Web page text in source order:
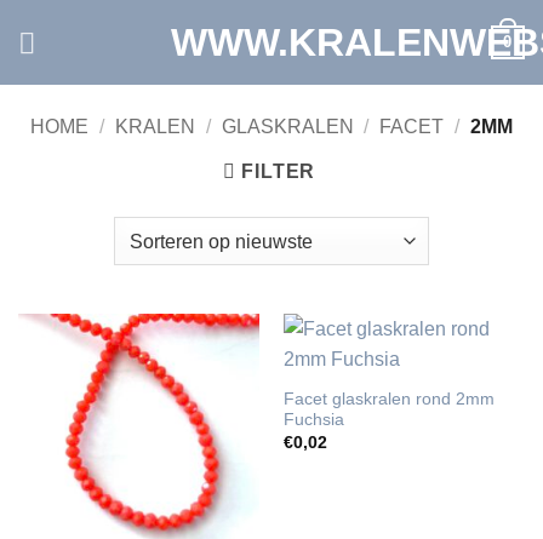
0
HOME / KRALEN / GLASKRALEN / FACET / 2MM
FILTER
Facet glaskralen rond 2mm
Fuchsia
€0,02